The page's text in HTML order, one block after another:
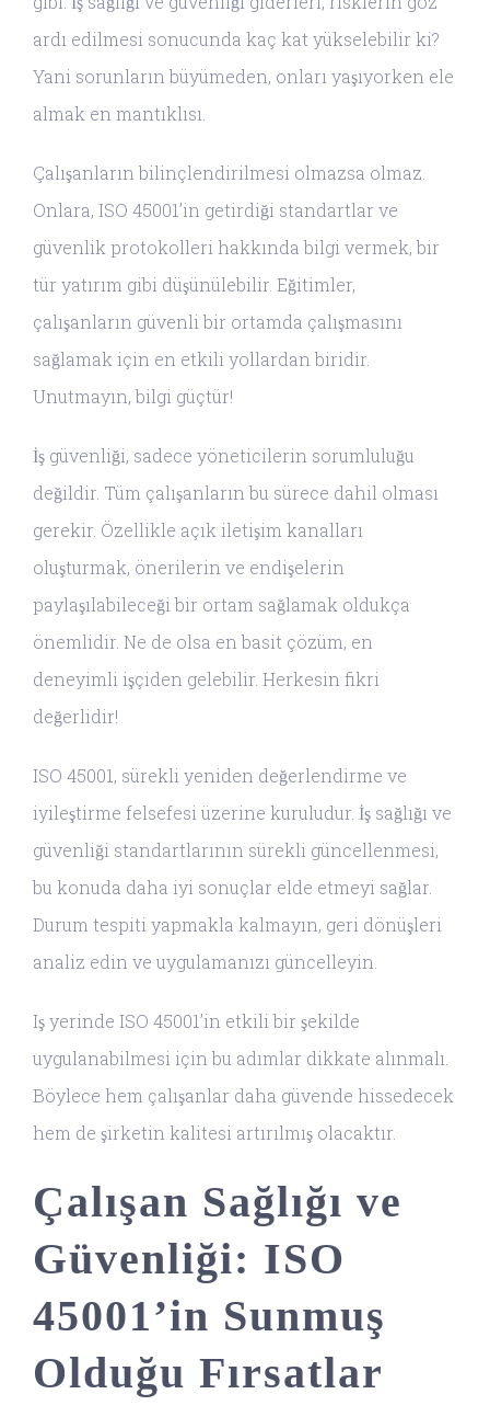
ardı edilmesi sonucunda kaç kat yükselebilir ki?
Yani sorunların büyümeden, onları yaşıyorken ele
almak en mantıklısı.
Çalışanların bilinçlendirilmesi olmazsa olmaz.
Onlara, ISO 45001’in getirdiği standartlar ve
güvenlik protokolleri hakkında bilgi vermek, bir
tür yatırım gibi düşünülebilir. Eğitimler,
çalışanların güvenli bir ortamda çalışmasını
sağlamak için en etkili yollardan biridir.
Unutmayın, bilgi güçtür!
İş güvenliği, sadece yöneticilerin sorumluluğu
değildir. Tüm çalışanların bu sürece dahil olması
gerekir. Özellikle açık iletişim kanalları
oluşturmak, önerilerin ve endişelerin
paylaşılabileceği bir ortam sağlamak oldukça
önemlidir. Ne de olsa en basit çözüm, en
deneyimli işçiden gelebilir. Herkesin fikri
değerlidir!
ISO 45001, sürekli yeniden değerlendirme ve
iyileştirme felsefesi üzerine kuruludur. İş sağlığı ve
güvenliği standartlarının sürekli güncellenmesi,
bu konuda daha iyi sonuçlar elde etmeyi sağlar.
Durum tespiti yapmakla kalmayın, geri dönüşleri
analiz edin ve uygulamanızı güncelleyin.
Iş yerinde ISO 45001’in etkili bir şekilde
uygulanabilmesi için bu adımlar dikkate alınmalı.
Böylece hem çalışanlar daha güvende hissedecek
hem de şirketin kalitesi artırılmış olacaktır.
Çalışan Sağlığı ve
Güvenliği: ISO
45001’in Sunmuş
Olduğu Fırsatlar